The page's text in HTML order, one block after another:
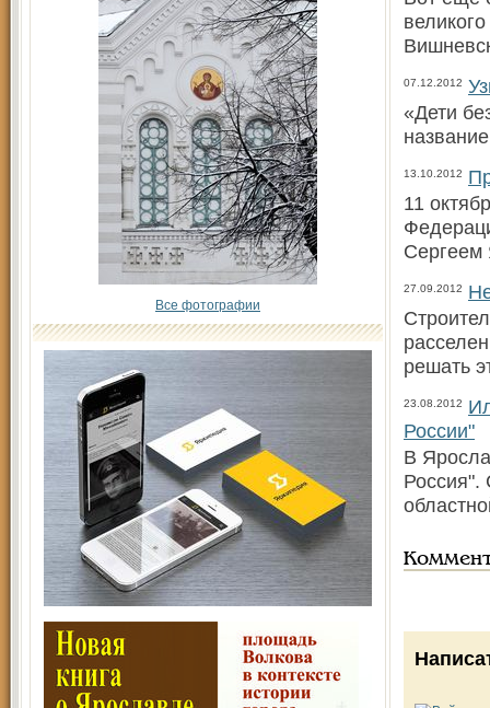
Все фотографии
07.12.2012
«Дети
13.10.2012
11
Сергеем
27.09.2012
решать
23.08.2012
России"
В
Россия".